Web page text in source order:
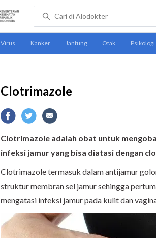
Clotrimazole
Clotrimazole adalah obat untuk
infeksi jamur yang bisa diatasi dengan
Clotrimazole termasuk dalam antijamur
struktur membran sel jamur sehingga
mengatasi infeksi jamur pada kulit dan